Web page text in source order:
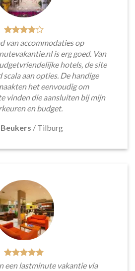
van accommodaties op
is erg goed. Van
hotels, de site
scala aan opties. De handige
het eenvoudig om
vinden die aansluiten bij mijn
en budget.
/ Tilburg
een lastminute vakantie via